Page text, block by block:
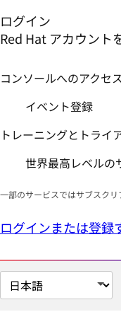
ログイン
Red Hat アカウント
コンソールへのアクセ
イベント登録
トレーニングとトライ
世界最高レベルの
一部のサービスではサブスクリ
ログインまたは登録
ペ
ー